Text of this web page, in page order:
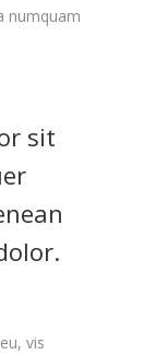
numquam
sit
vis